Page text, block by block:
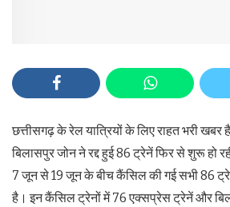
छत्तीसगढ़ के रेल यात्रियों के लिए राहत भरी खबर
बिलासपुर जोन ने रद्द हुई 86 ट्रेनें फिर से शुरू हो
7 जून से 19 जून के बीच कैंसिल की गई सभी 86
है। इन कैंसिल ट्रेनों में 76 एक्सप्रेस ट्रेनें और